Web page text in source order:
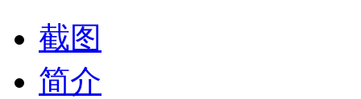
截图
简介